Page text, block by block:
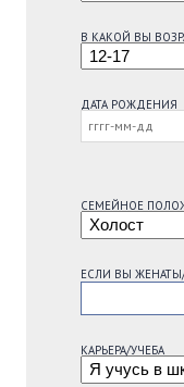
В КАКОЙ ВЫ
ДАТА РОЖДЕНИЯ
СЕМЕЙНОЕ
ЕСЛИ ВЫ
КАРЬЕРА/УЧЕБА